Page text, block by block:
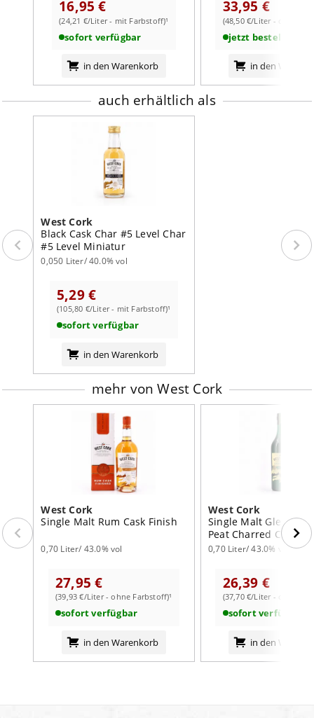
Geschmack: üppig, weich, kräftige, runde Süße, satte
Vanille, buttriges Karamell, etwas Malzigkeit
: mittellang, süß, Vanille-würzig
weiterlesen auf der Markenseite von West Cork
16,95 €
(24,21 €/Liter - mit Farbstoff)¹
sofort verfügbar
in den Warenkorb
33,95 €
(48,50 €/Liter - ohne
jetzt bestellbar
in den
auch erhältlich als
West Cork
Black Cask Char #5 Level Char
#5 Level Miniatur
0,050 Liter/ 40.0% vol
5,29 €
(105,80 €/Liter - mit Farbstoff)¹
sofort verfügbar
in den Warenkorb
mehr von West Cork
West Cork
Single Malt Rum Cask Finish
0,70 Liter/ 43.0% vol
27,95 €
(39,93 €/Liter - ohne Farbstoff)¹
sofort verfügbar
in den Warenkorb
West Cork
Single Malt
Peat Charred Cask
0,70 Liter/ 43.0% vol
26,39 €
(37,70 €/Liter - ohne
sofort verfügbar
in den